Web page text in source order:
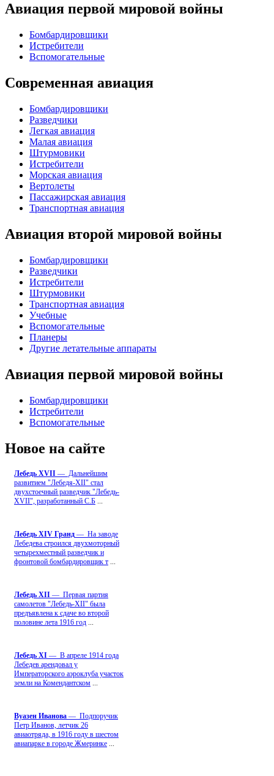
Авиация первой мировой войны
Бомбардировщики
Истребители
Вспомогательные
Современная авиация
Бомбардировщики
Разведчики
Легкая авиация
Малая авиация
Штурмовики
Истребители
Морская авиация
Вертолеты
Пассажирская авиация
Транспортная авиация
Авиация второй мировой войны
Бомбардировщики
Разведчики
Истребители
Штурмовики
Транспортная авиация
Учебные
Вспомогательные
Планеры
Другие летательные аппараты
Авиация первой мировой войны
Бомбардировщики
Истребители
Вспомогательные
Новое на сайте
Лебедь ХVII — Дальнейшим
развитием "Лебедя-ХII" стал
двухстоечный разведчик "Лебедь-
XVII", разработанный С.Б
Лебедь ХIV Гранд — На заводе
Лебедева строился двухмоторный
четырехместный разведчик и
фронтовой бомбардировщик т
Лебедь ХII — Первая партия
самолетов "Лебедь-ХII" была
предъявлена к сдаче во второй
половине лета 1916 год
Лебедь ХI — В апреле 1914 года
Лебедев арендовал у
Императорского аэроклуба участок
земли на Комендантском
Вуазен Иванова — Подпоручик
Петр Иванов, летчик 26
авиаотряда, в 1916 году в шестом
авиапарке в городе Жмеринке